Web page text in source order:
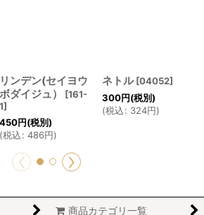
リンデン(セイヨウ
ボダイジュ）
[161-
1]
450円(税別)
(税込: 486円)
ネトル [04052]
300円(税別)
(税込: 324円)
商品カテゴリ一覧